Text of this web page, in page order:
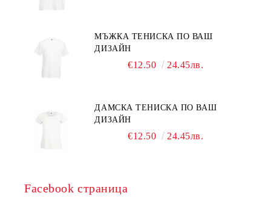
МЪЖКА ТЕНИСКА ПО ВАШ
ДИЗАЙН
€12.50 24.45лв.
ДАМСКА ТЕНИСКА ПО ВАШ
ДИЗАЙН
€12.50 24.45лв.
Facebook страница